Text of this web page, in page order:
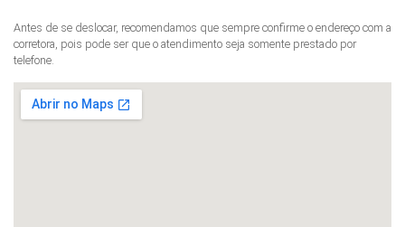
Antes de se deslocar, recomendamos que sempre confirme o endereço com a
corretora, pois pode ser que o atendimento seja somente prestado por
telefone.